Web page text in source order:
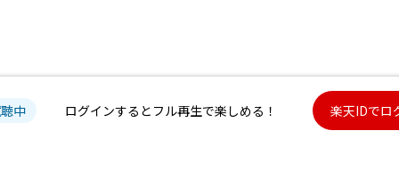
中 ログインするとフル再生で楽しめる！ 楽天IDでロ